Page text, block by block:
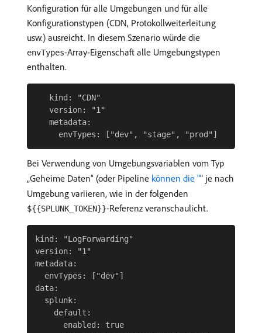
Konfiguration für alle Umgebungen und für alle
Konfigurationstypen (CDN, Protokollweiterleitung
usw.) ausreicht. In diesem Szenario würde die
envTypes-Array-Eigenschaft alle Umgebungstypen
enthalten.
   kind: "CDN"
   version: "1"
   metadata:
Bei Verwendung von Umgebungsvariablen vom Typ
„Geheime Daten“ (oder Pipeline ​ können die "" je nach
Umgebung variieren, wie in der folgenden
${{SPLUNK_TOKEN}}-Referenz veranschaulicht.
kind: "LogForwarding"
version: "1"
metadata:
  envTypes: ["dev"]
data:
  splunk:
    default:
      enabled: true